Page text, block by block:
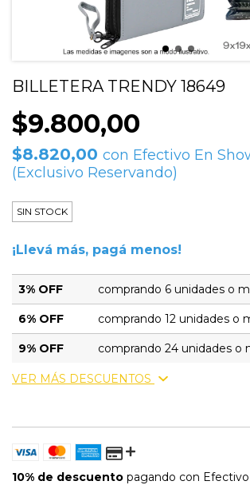
BILLETERA TRENDY 18649
$9.800,00
$8.820,00 con Efectivo En
(Exclusivo Reservando)
SIN STOCK
¡Llevá más, pagá menos!
3% OFF comprando 6 unidades o
6% OFF comprando 12 unidades o
9% OFF comprando 24 unidades o
VER MÁS DESCUENTOS
10% de descuento pagando con